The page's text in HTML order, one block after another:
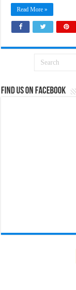
Read More »
Find us on Facebook